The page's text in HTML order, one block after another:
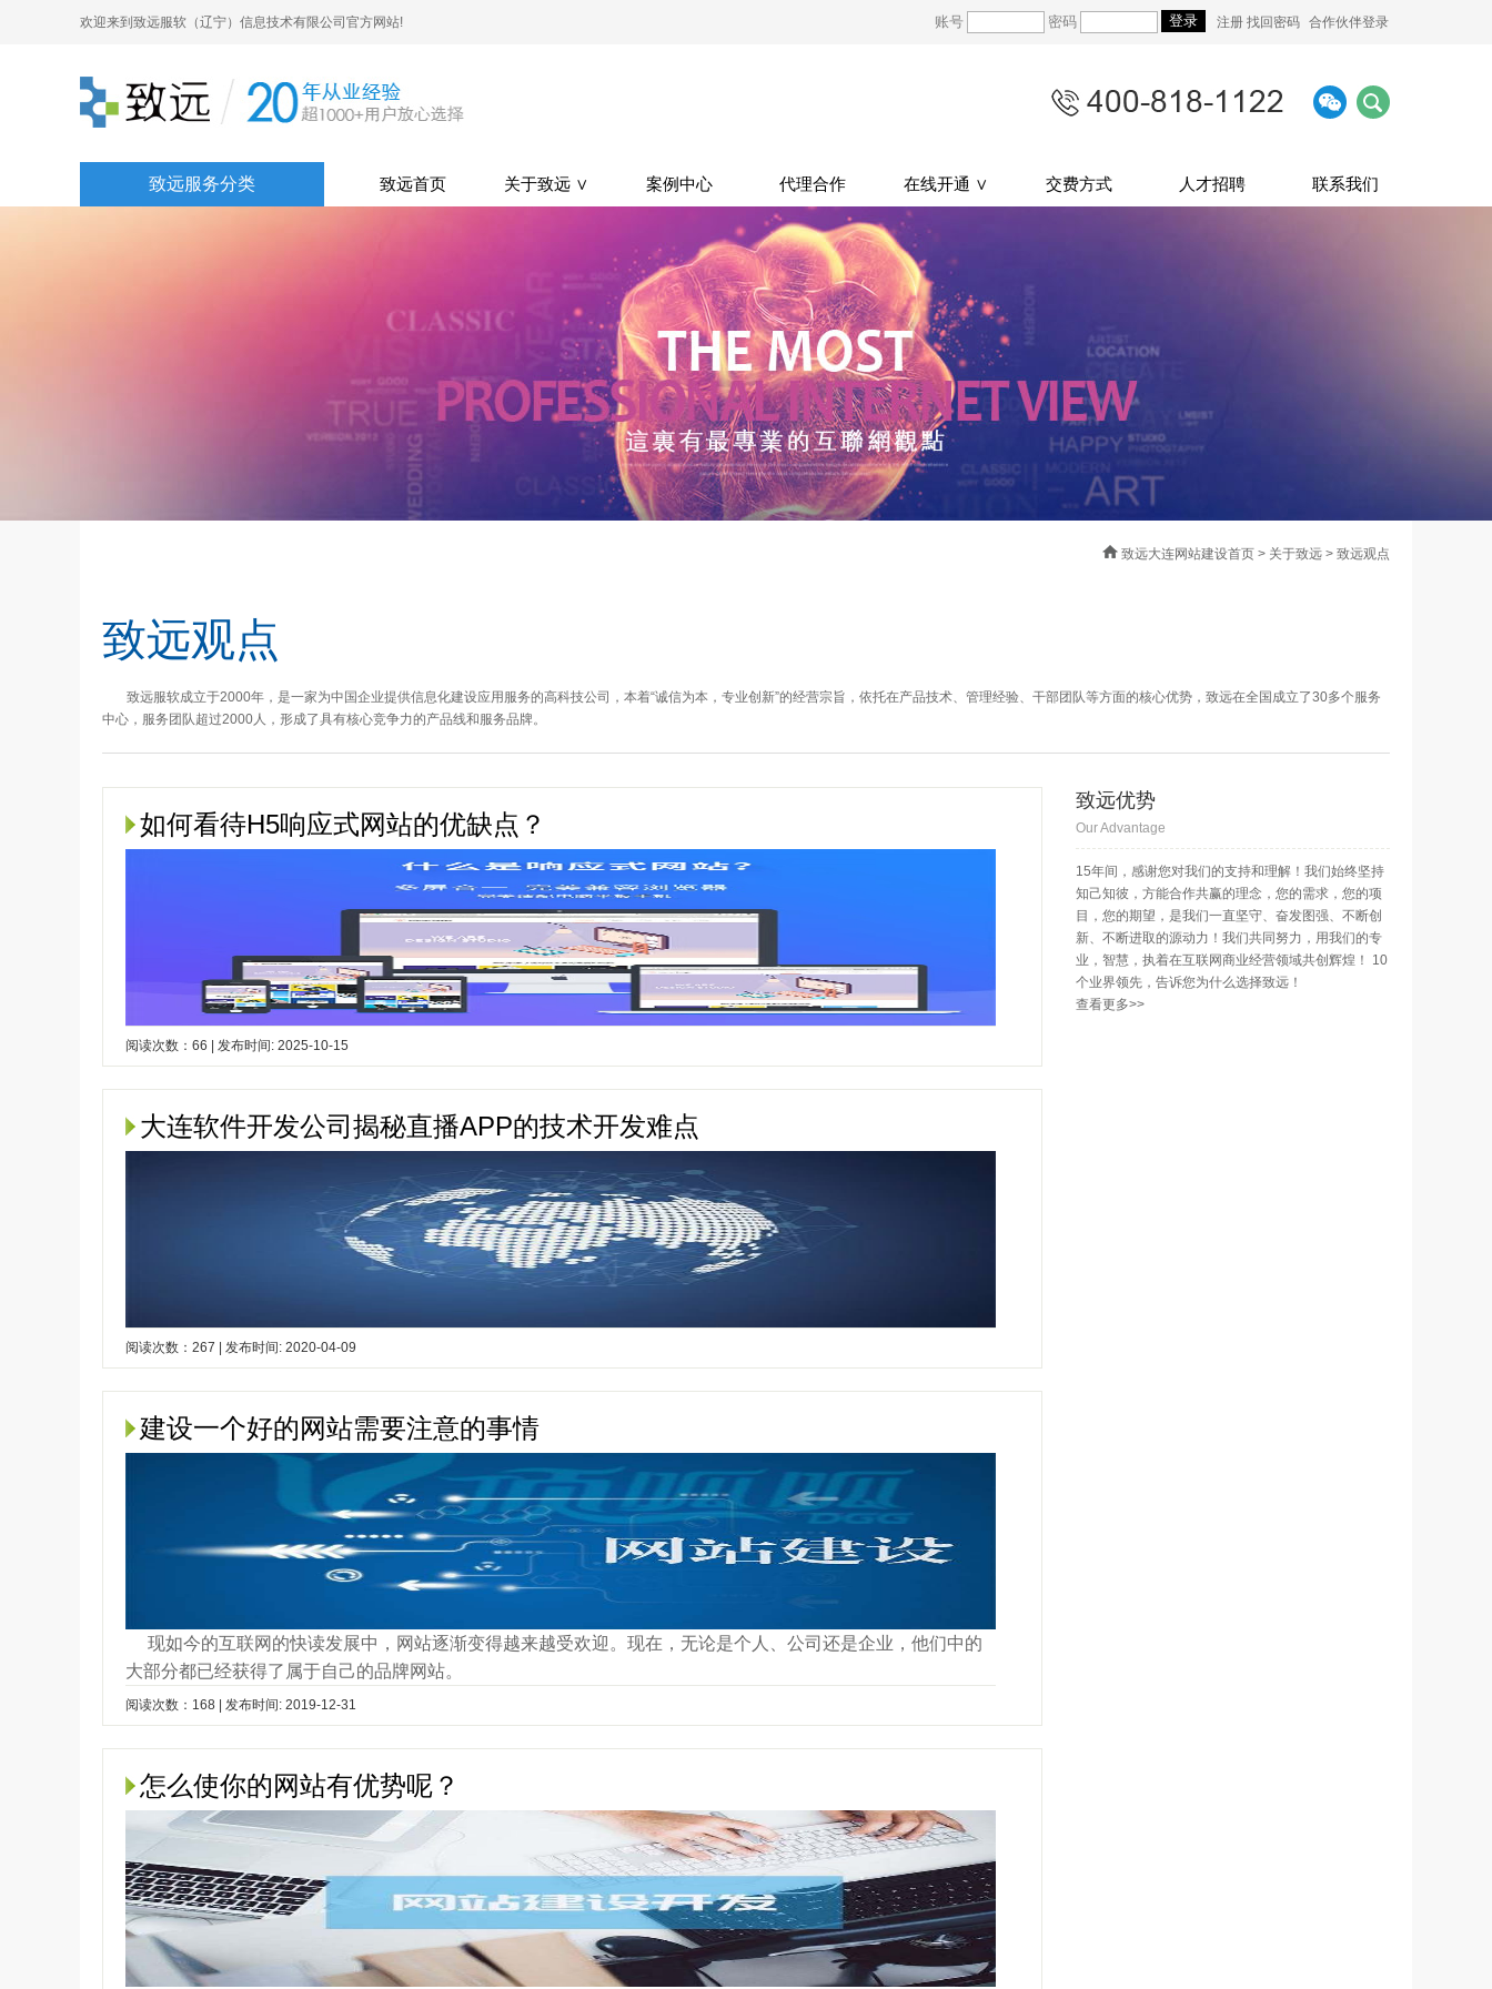
欢迎来到致远服软（辽宁）信息技术有限公司官方网站! 账号 密码 注册 找回密码 合作伙伴登录
致远服务分类 致远首页 关于致远 ∨ 案例中心 代理合作 在线开通 ∨ 交费方式 人才招聘 联系我们
致远大连网站建设首页 > 关于致远 > 致远观点
致远观点
致远服软成立于2000年，是一家为中国企业提供信息化建设应用服务的高科技公司，本着“诚信为本，专业创新”的经营宗旨，依托在产品技术、管理经验、干部团队等方面的核心优势，致远在全国成立了30多个服务
中心，服务团队超过2000人，形成了具有核心竞争力的产品线和服务品牌。
如何看待H5响应式网站的优缺点？
阅读次数：66 | 发布时间: 2025-10-15
大连软件开发公司揭秘直播APP的技术开发难点
阅读次数：267 | 发布时间: 2020-04-09
建设一个好的网站需要注意的事情
现如今的互联网的快读发展中，网站逐渐变得越来越受欢迎。现在，无论是个人、公司还是企业，他们中的
大部分都已经获得了属于自己的品牌网站。
阅读次数：168 | 发布时间: 2019-12-31
怎么使你的网站有优势呢？
致远优势
Our Advantage
15年间，感谢您对我们的支持和理解！我们始终坚持
知己知彼，方能合作共赢的理念，您的需求，您的项
目，您的期望，是我们一直坚守、奋发图强、不断创
新、不断进取的源动力！我们共同努力，用我们的专
业，智慧，执着在互联网商业经营领域共创辉煌！ 10
个业界领先，告诉您为什么选择致远！
查看更多>>